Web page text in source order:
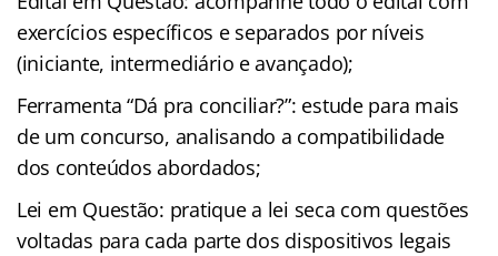
exercícios específicos e separados por níveis
(iniciante, intermediário e avançado);
Ferramenta “Dá pra conciliar?”: estude para mais
de um concurso, analisando a compatibilidade
dos conteúdos abordados;
Lei em Questão: pratique a lei seca com questões
voltadas para cada parte dos dispositivos legais